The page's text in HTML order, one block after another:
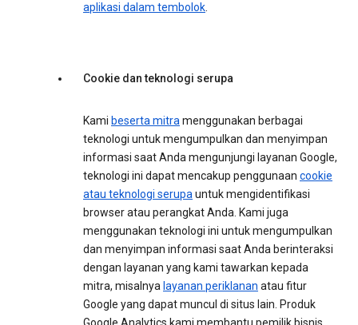
aplikasi dalam tembolok.
Cookie dan teknologi serupa
Kami beserta mitramenggunakan berbagai
teknologi untuk mengumpulkan dan menyimpan
informasi saat Anda mengunjungi layanan Google,
teknologi ini dapat mencakup penggunaan cookie
atau teknologi serupauntuk mengidentifikasi
browser atau perangkat Anda. Kami juga
menggunakan teknologi ini untuk mengumpulkan
dan menyimpan informasi saat Anda berinteraksi
dengan layanan yang kami tawarkan kepada
mitra, misalnya layanan periklanan atau fitur
Google yang dapat muncul di situs lain. Produk